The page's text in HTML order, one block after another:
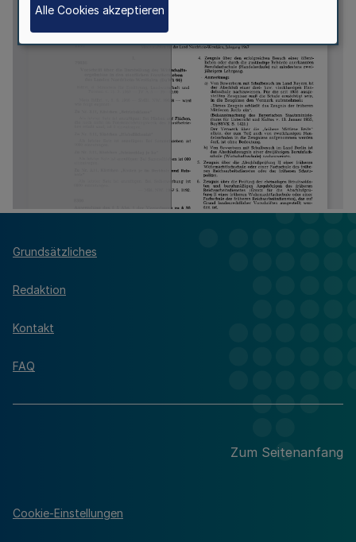
Grundsätzliches
Redaktion
Kontakt
FAQ
Zum Seitenanfang
Cookie-Einstellungen
Alle Cookies akzeptieren